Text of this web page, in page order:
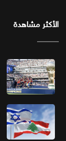
الأكثر مشاهدة